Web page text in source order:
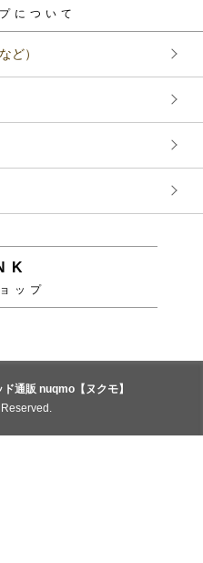
について
ど）
ップ
通販 nuqmo【ヌクモ】